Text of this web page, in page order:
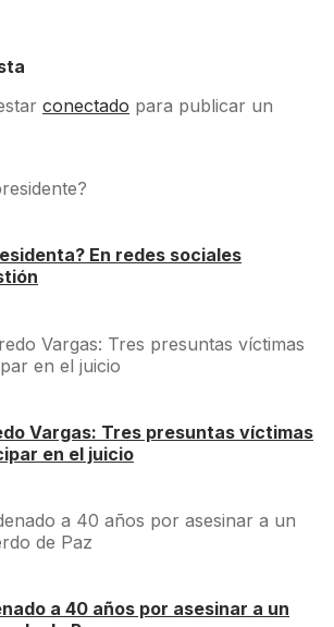
conectado para publicar un
En redes sociales
Vargas: Tres presuntas víctimas
en el juicio
a 40 años por asesinar a un